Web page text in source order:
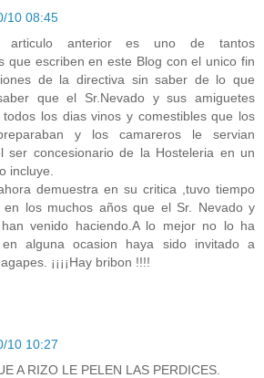
10 08:45
anterior es uno de tantos
que escriben en este Blog con el unico fin
de la directiva sin saber de lo que
que el Sr.Nevado y sus amiguetes
todos los dias vinos y comestibles que los
y los camareros le servian
ser concesionario de la Hosteleria en un
incluye.
demuestra en su critica ,tuvo tiempo
en los muchos años que el Sr. Nevado y
venido haciendo.A lo mejor no lo ha
alguna ocasion haya sido invitado a
¡¡¡¡Hay bribon !!!!
10 10:27
A RIZO LE PELEN LAS PERDICES.